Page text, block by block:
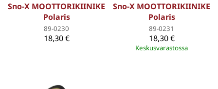
Sno-X MOOTTORIKIINIKE
Polaris
89-0230
18,30 €
Sno-X MOOTTORIKIINIKE
Polaris
89-0231
18,30 €
Keskusvarastossa